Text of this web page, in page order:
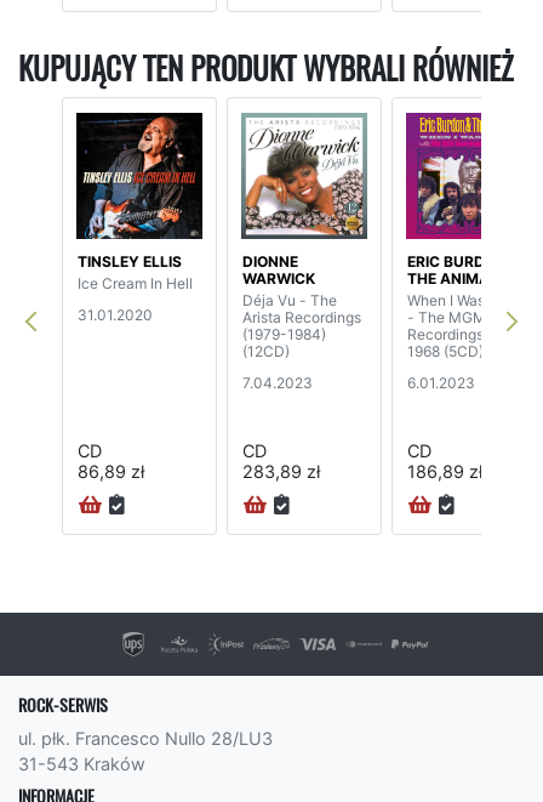
KUPUJĄCY TEN PRODUKT WYBRALI RÓWNIEŻ
TINSLEY ELLIS
Ice Cream In Hell
31.01.2020
CD
86,89 zł
DIONNE
WARWICK
Déja Vu - The
Arista Recordings
(1979-1984)
(12CD)
7.04.2023
CD
283,89 zł
ERIC BURDON /
THE ANIMALS
When I Was Young
- The MGM
Recordings 1967-
1968 (5CD)
6.01.2023
CD
186,89 zł
ROCK-SERWIS
ul. płk. Francesco Nullo 28/LU3
31-543 Kraków
INFORMACJE